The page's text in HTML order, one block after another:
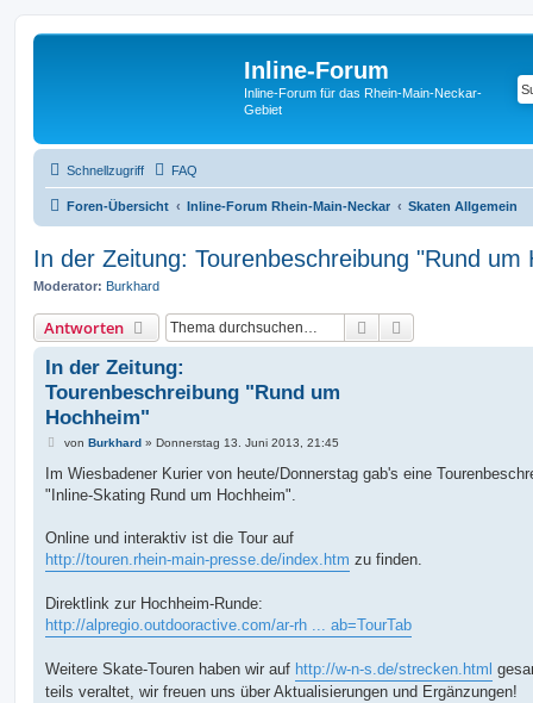
Inline-Forum
Inline-Forum für das Rhein-Main-Neckar-
Gebiet
Schnellzugriff FAQ
Foren-Übersicht Inline-Forum Rhein-Main-Neckar Skaten Allgemein
In der Zeitung: Tourenbeschreibung "Rund um
Moderator: Burkhard
Antworten Suche
In der Zeitung:
Tourenbeschreibung "Rund um
Hochheim"
B
i
r
von Burkhard» Donnerstag 13. Juni 2013, 21:45
Im Wiesbadener Kurier von heute/Donnerstag gab's eine
"Inline-Skating Rund um Hochheim".
Online und interaktiv ist die Tour auf
http://touren.rhein-main-presse.de/index.htm zu finden.
Direktlink zur Hochheim-Runde:
http://alpregio.outdooractive.com/ar-rh ... ab=TourTab
Weitere Skate-Touren haben wir auf http://w-n-s.de/strecken.html
teils veraltet, wir freuen uns über Aktualisierungen und Ergänzungen!